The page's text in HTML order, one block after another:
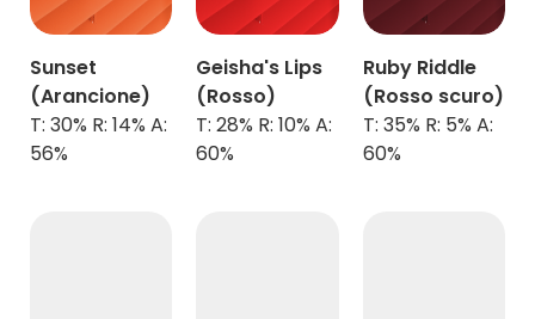
Sunset
(Arancione)
T: 30% R: 14% A:
56%
Geisha's Lips
(Rosso)
T: 28% R: 10% A:
60%
Ruby Riddle
(Rosso scuro)
T: 35% R: 5% A:
60%